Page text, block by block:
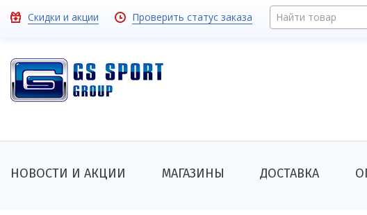
Toolbar
Скидки и акции Проверить статус заказа Найти товар
Основная
НОВОСТИ И АКЦИИ МАГАЗИНЫ ДОСТАВКА